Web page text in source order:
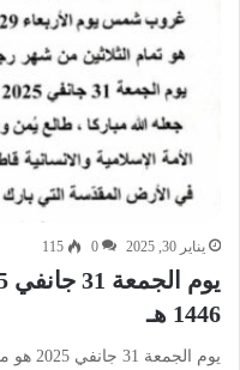
يناير 30, 2025 0
115
1446 هـ
يوم الجمعة 31 جانفي 2025 هو مفتتح شهر شعبان 1446 هـ